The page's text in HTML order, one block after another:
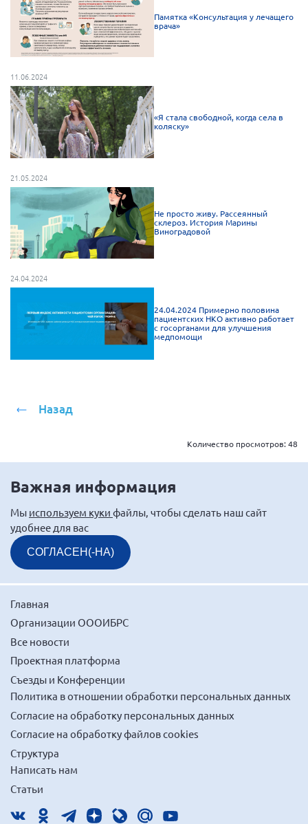
Памятка «Консультация у лечащего
врача»
11.06.2024
«Я стала свободной, когда села в
коляску»
21.05.2024
Не просто живу. Рассеянный
склероз. История Марины
Виноградовой
24.04.2024
24.04.2024 Примерно половина
пациентских НКО активно работает
с госорганами для улучшения
медпомощи
Назад
Количество просмотров:48
Важная информация
Мы используем куки файлы, чтобы сделать наш сайт
удобнее для вас
СОГЛАСЕН(-НА)
Главная
Организации ОООИБРС
Все новости
Проектная платформа
Съезды и Конференции
Политика в отношении обработки персональных данных
Согласие на обработку персональных данных
Согласие на обработку файлов cookies
Структура
Написать нам
Статьи